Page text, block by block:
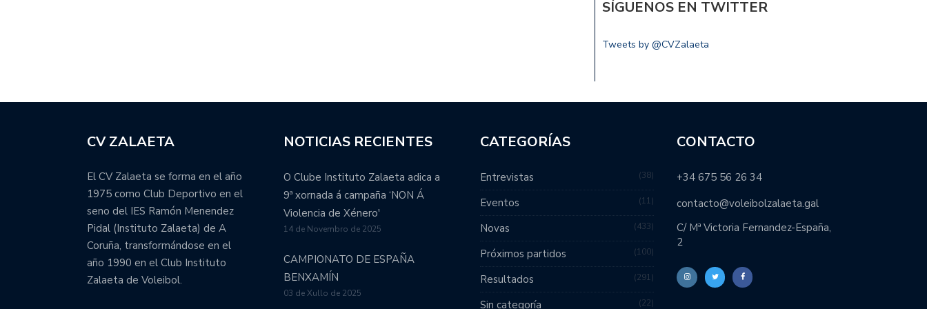
SÍGUENOS EN TWITTER
Tweets by @CVZalaeta
CV ZALAETA
El CV Zalaeta se forma en el año
1975 como Club Deportivo en el
seno del IES Ramón Menendez
Pidal (Instituto Zalaeta) de A
Coruña, transformándose en el
año 1990 en el Club Instituto
Zalaeta de Voleibol.
NOTICIAS RECIENTES
O Clube Instituto Zalaeta adica a
9ª xornada á campaña ‘NON Á
Violencia de Xénero'
14 de Novembro de 2025
CAMPIONATO DE ESPAÑA
BENXAMÍN
03 de Xullo de 2025
CATEGORÍAS
Entrevistas 38
Eventos 11
Novas 433
Próximos partidos 100
Resultados 291
Sin categoría 22
CONTACTO
+34 675 56 26 34
contacto@voleibolzalaeta.gal
C/ Mª Victoria Fernandez-España,
2